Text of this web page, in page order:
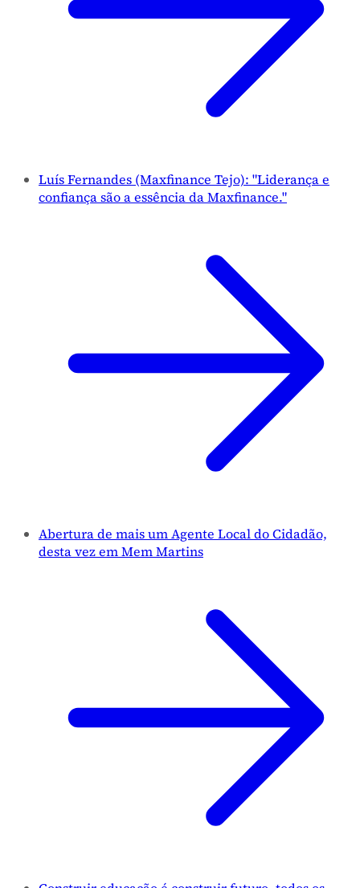
Luís Fernandes (Maxfinance Tejo): "Liderança e
confiança são a essência da Maxfinance."
Abertura de mais um Agente Local do Cidadão,
desta vez em Mem Martins